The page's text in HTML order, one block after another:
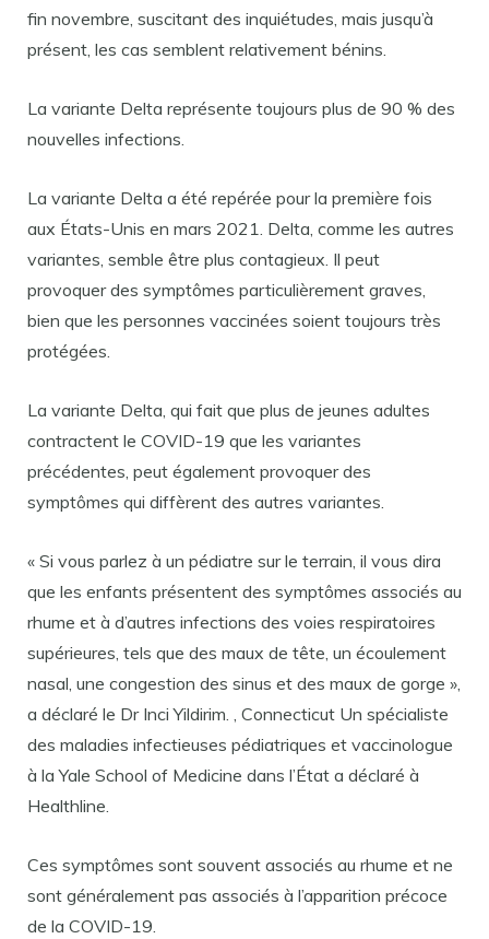
fin novembre, suscitant des inquiétudes, mais jusqu’à
présent, les cas semblent relativement bénins.
La variante Delta représente toujours plus de 90 % des
nouvelles infections.
La variante Delta a été repérée pour la première fois
aux États-Unis en mars 2021. Delta, comme les autres
variantes, semble être plus contagieux. Il peut
provoquer des symptômes particulièrement graves,
bien que les personnes vaccinées soient toujours très
protégées.
La variante Delta, qui fait que plus de jeunes adultes
contractent le COVID-19 que les variantes
précédentes, peut également provoquer des
symptômes qui diffèrent des autres variantes.
« Si vous parlez à un pédiatre sur le terrain, il vous dira
que les enfants présentent des symptômes associés au
rhume et à d’autres infections des voies respiratoires
supérieures, tels que des maux de tête, un écoulement
nasal, une congestion des sinus et des maux de gorge »,
a déclaré le Dr Inci Yildirim. , Connecticut Un spécialiste
des maladies infectieuses pédiatriques et vaccinologue
à la Yale School of Medicine dans l’État a déclaré à
Healthline.
Ces symptômes sont souvent associés au rhume et ne
sont généralement pas associés à l’apparition précoce
de la COVID-19.